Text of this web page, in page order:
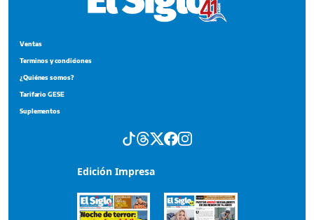
Ventas
Terminos y condiciones
¿Quiénes somos?
Tarifario GESE
Suplementos
Edición Impresa